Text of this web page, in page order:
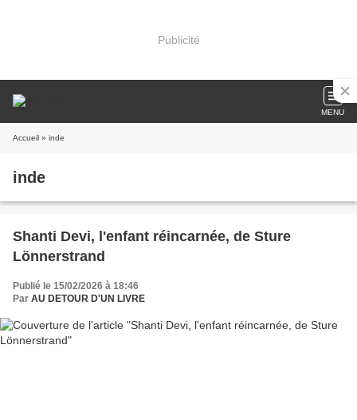
Publicité
MENU
Accueil » inde
inde
Shanti Devi, l'enfant réincarnée, de Sture
Lönnerstrand
Publié le 15/02/2026 à 18:46
Par AU DETOUR D'UN LIVRE